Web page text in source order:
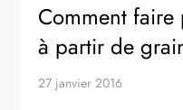
Comment
à partir de
27 janvier 2016